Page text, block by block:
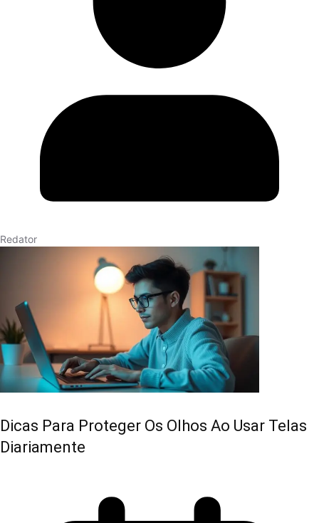
Redator
Dicas Para Proteger Os Olhos Ao Usar Telas
Diariamente